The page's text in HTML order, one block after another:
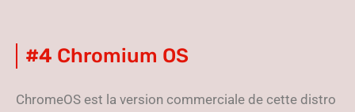
#4 Chromium OS
ChromeOS est la version commerciale de cette distro